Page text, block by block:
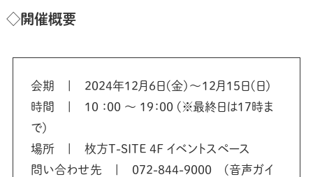
◇開催概要
会期 | 2024年12月6日(金)～12月15日(日)
時間 | 10 ：00 ～ 19：00 (※最終日は17時ま
で)
場所 | 枚方T-SITE 4F イベントスペース
問い合わせ先 | 072-844-9000 (音声ガイ